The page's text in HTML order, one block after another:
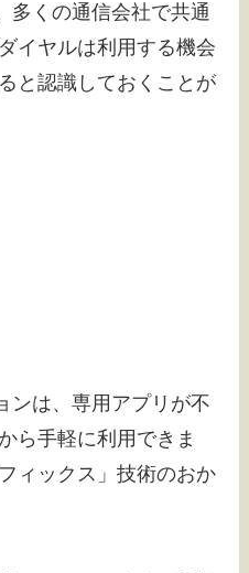
多くの通信会社で共通
イヤルは利用する機会
と認識しておくことが
ンは、専用アプリが不
ら手軽に利用できま
ィックス」技術のおか